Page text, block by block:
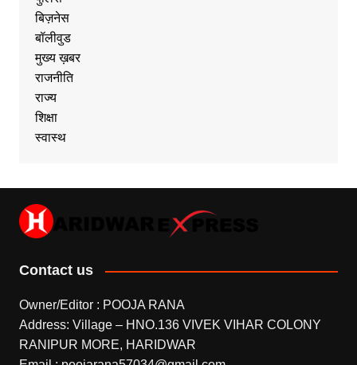
बिज़नेस
बॉलीवुड
मुख्य ख़बर
राजनीति
राज्य
शिक्षा
स्वास्थ
Contact us
Owner/Editor : POOJA RANA
Address: Village – HNO.136 VIVEK VIHAR COLONY
RANIPUR MORE, HARIDWAR